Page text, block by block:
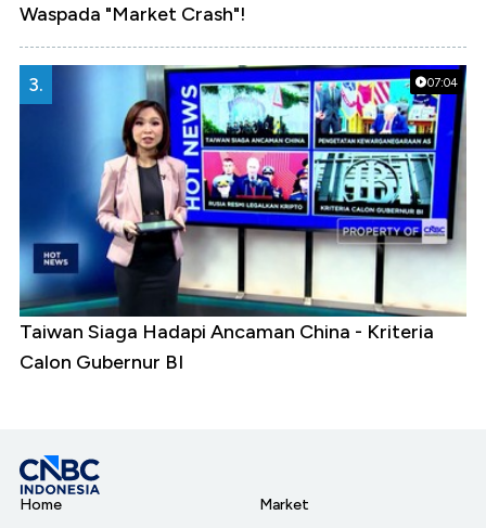
Waspada "Market Crash"!
07:04
3.
Taiwan Siaga Hadapi Ancaman China - Kriteria
Calon Gubernur BI
Home
Market